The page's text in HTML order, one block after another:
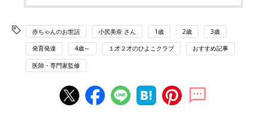
赤ちゃんのお世話 小尻美奈 さん 1歳 2歳 3歳
発育発達 4歳～ １才２才のひよこクラブ おすすめ記事
医師・専門家監修